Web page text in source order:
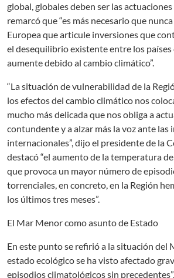
global, globales deben ser las actuaciones
remarcó que “es más necesario que
Europea que articule inversiones que
el desequilibrio existente entre los
aumente debido al cambio climático”.
“La situación de vulnerabilidad de la
los efectos del cambio climático nos
mucho más delicada que nos obliga a
contundente y a alzar más la voz ante
internacionales”, dijo el presidente de la
destacó “el aumento de la temperatura
que provoca un mayor número de
torrenciales, en concreto, en la Región
los últimos tres meses”.
El Mar Menor como asunto de Estado
En este punto se refirió a la situación del
estado ecológico se ha visto afectado
episodios climatológicos sin